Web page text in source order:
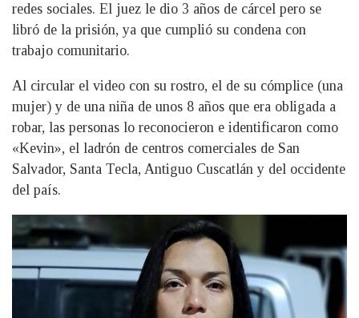
redes sociales. El juez le dio 3 años de cárcel pero se
libró de la prisión, ya que cumplió su condena con
trabajo comunitario.
Al circular el video con su rostro, el de su cómplice (una
mujer) y de una niña de unos 8 años que era obligada a
robar, las personas lo reconocieron e identificaron como
«Kevin», el ladrón de centros comerciales de San
Salvador, Santa Tecla, Antiguo Cuscatlán y del occidente
del país.